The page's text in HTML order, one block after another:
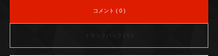
コメント ( 0 )
トラックバック ( 0 )